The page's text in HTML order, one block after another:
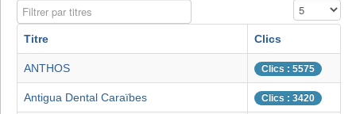
Filtrer par titres Affichage #
Titre Clics
ANTHOS Clics : 5575
Antigua Dental Caraïbes Clics : 3420